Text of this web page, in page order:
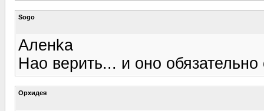
Sogo
Аленka
Нао верить... и оно обязательно
Орхидея